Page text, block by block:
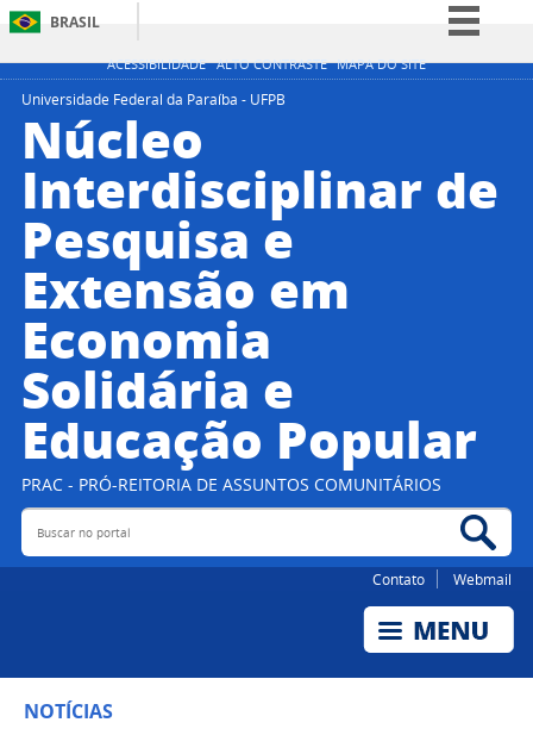
ACESSIBILIDADE ALTO CONTRASTE MAPA DO SITE
BRASIL
Simplifique!
Acesso à informação
Legislação
Universidade Federal da Paraíba - UFPB
Núcleo
Interdisciplinar de
Pesquisa e
Extensão em
Economia
Solidária e
Educação Popular
PRAC - PRÓ-REITORIA DE ASSUNTOS COMUNITÁRIOS
Buscar no portal
Contato Webmail
NOTÍCIAS